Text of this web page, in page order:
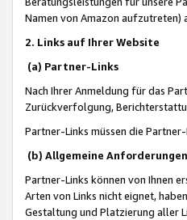
Namen von Amazon aufzutreten)
2. Links auf Ihrer Website
(a) Partner-Links
Nach Ihrer Anmeldung für das
Zurückverfolgung,
Partner-Links müssen die
(b) Allgemeine
Partner-Links können von Ihnen
Arten von Links nicht eignet,
Gestaltung und Platzierung aller